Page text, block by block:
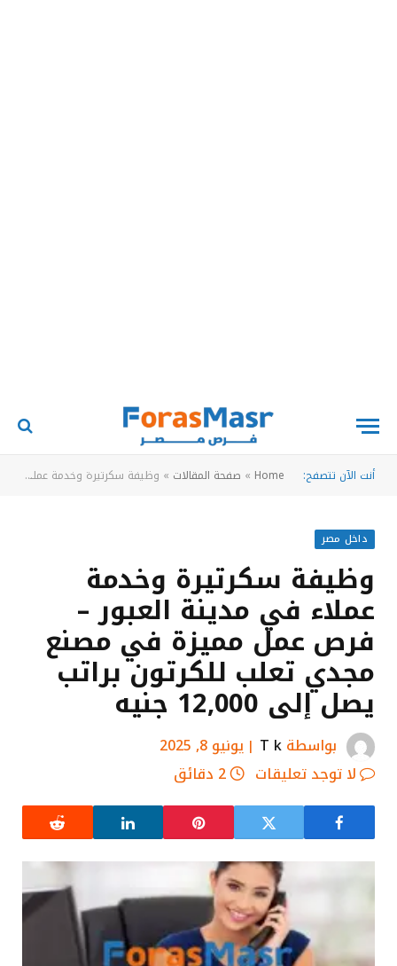
أنت الآن تتصفح: Home
» صفحة المقالات » وظيفة سكرتيرة وخدمة عملاء في مدينة العبور – فرص عمل مميزة في مصنع مجدي تعلب للكرتون براتب يصل إلى 12,000 جنيه
داخل مصر
وظيفة سكرتيرة وخدمة
عملاء في مدينة العبور –
فرص عمل مميزة في مصنع
مجدي تعلب للكرتون براتب
يصل إلى 12,000 جنيه
بواسطةT k
يونيو 8, 2025
لا توجد تعليقات
2 دقائق